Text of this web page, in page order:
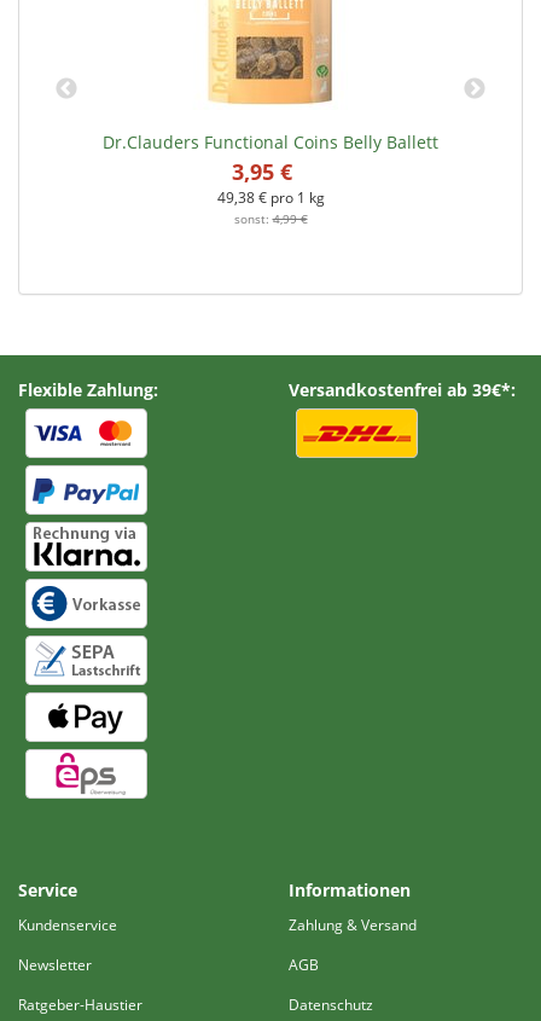
Dr.Clauders Functional Coins Belly Ballett
3,95 €
49,38 € pro 1 kg
sonst:4,99 €
Flexible Zahlung: Versandkostenfrei ab 39€*:
Service
Kundenservice
Newsletter
Ratgeber-Haustier
Informationen
Zahlung & Versand
AGB
Datenschutz